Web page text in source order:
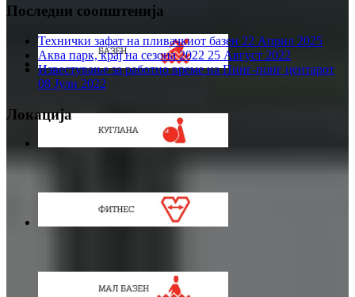
Последни соопштенија
Технички зафат на пливачкиот базен 22 Април 2025
Аква парк, крај на сезона 2022 25 Август 2022
Известување за работно време на Пинг-понг центарот
08 Јули 2022
Локација